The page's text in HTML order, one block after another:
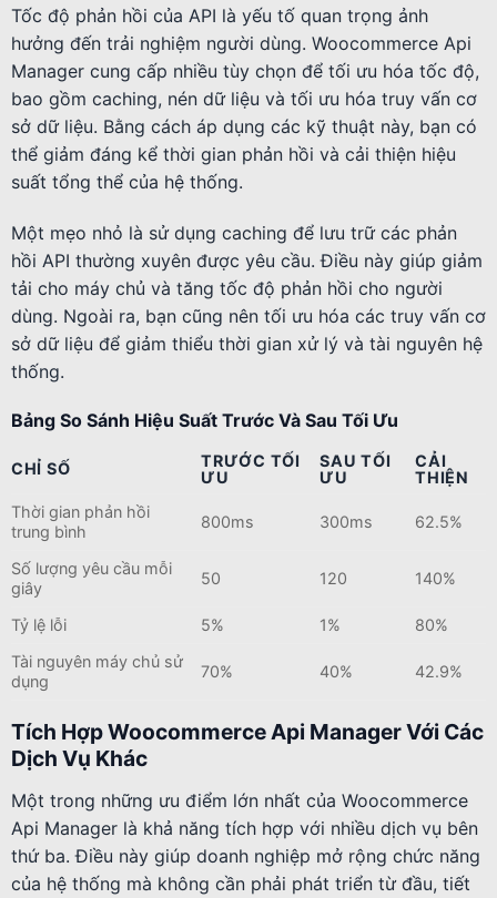
Tốc độ phản hồi của API là yếu tố quan trọng ảnh
hưởng đến trải nghiệm người dùng. Woocommerce Api
Manager cung cấp nhiều tùy chọn để tối ưu hóa tốc độ,
bao gồm caching, nén dữ liệu và tối ưu hóa truy vấn cơ
sở dữ liệu. Bằng cách áp dụng các kỹ thuật này, bạn có
thể giảm đáng kể thời gian phản hồi và cải thiện hiệu
suất tổng thể của hệ thống.
Một mẹo nhỏ là sử dụng caching để lưu trữ các phản
hồi API thường xuyên được yêu cầu. Điều này giúp giảm
tải cho máy chủ và tăng tốc độ phản hồi cho người
dùng. Ngoài ra, bạn cũng nên tối ưu hóa các truy vấn cơ
sở dữ liệu để giảm thiểu thời gian xử lý và tài nguyên hệ
thống.
Bảng So Sánh Hiệu Suất Trước Và Sau Tối Ưu
CHỈ SỐ
TRƯỚC TỐI
ƯU
SAU TỐI
ƯU
CẢI
THIỆN
Thời gian phản hồi
trung bình
800ms 300ms 62.5%
Số lượng yêu cầu mỗi
giây
50 120 140%
Tỷ lệ lỗi 5% 1%
80%
Tài nguyên máy chủ sử
dụng
70% 40% 42.9%
Tích Hợp Woocommerce Api Manager Với Các
Dịch Vụ Khác
Một trong những ưu điểm lớn nhất của Woocommerce
Api Manager là khả năng tích hợp với nhiều dịch vụ bên
thứ ba. Điều này giúp doanh nghiệp mở rộng chức năng
của hệ thống mà không cần phải phát triển từ đầu, tiết